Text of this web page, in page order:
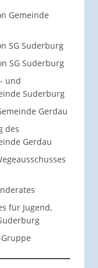
Gemeinde
SG Suderburg
SG Suderburg
und
Suderburg
Gerdau
des
Gerdau
für Jugend,